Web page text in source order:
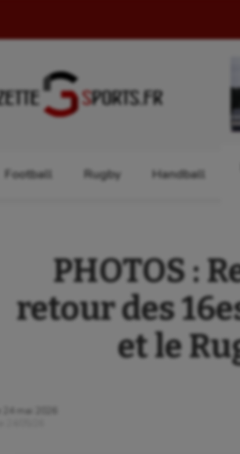
Football Rugby Handball
PHOTOS :
retour des
et le
24 mai 2026